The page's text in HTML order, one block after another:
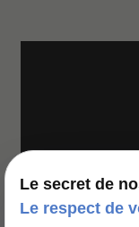
Le secret de
Le respect de